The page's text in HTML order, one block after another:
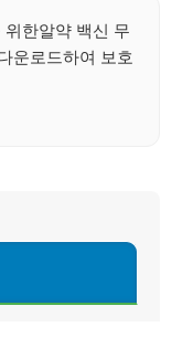
한알약 백신 무
운로드하여 보호